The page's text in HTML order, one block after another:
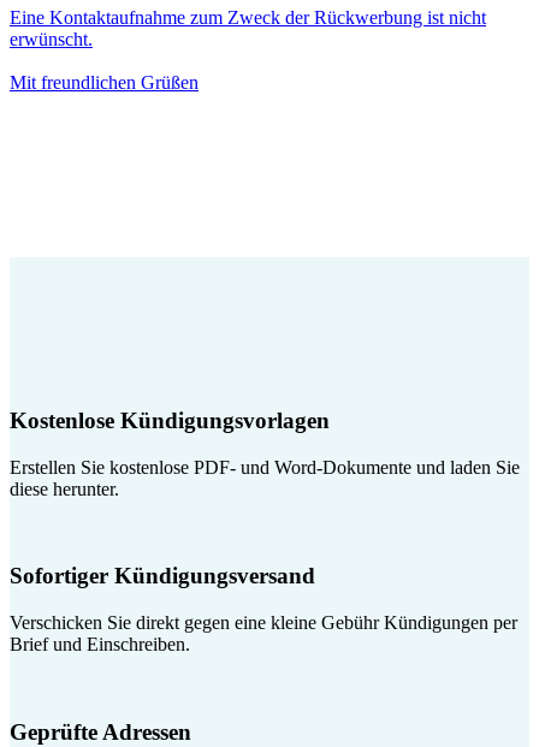
Eine Kontaktaufnahme zum Zweck der Rückwerbung ist nicht
erwünscht.
Mit freundlichen Grüßen
Kostenlose Kündigungsvorlagen
Erstellen Sie kostenlose PDF- und Word-Dokumente und laden Sie
diese herunter.
Sofortiger Kündigungsversand
Verschicken Sie direkt gegen eine kleine Gebühr Kündigungen per
Brief und Einschreiben.
Geprüfte Adressen